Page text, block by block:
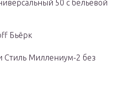
50 с бельевой
Бьёрк
Миллениум-2 без